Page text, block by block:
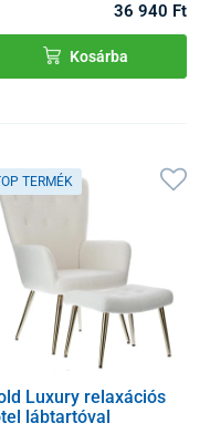
36 940 Ft
Kosárba
TERMÉK
Luxury relaxációs
lábtartóval